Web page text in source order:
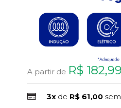
A partir de R$ 182,99
3x de R$ 61,00